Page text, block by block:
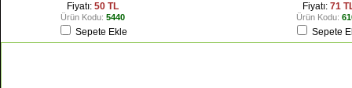
Fiyatı: 50 TL
Ürün Kodu: 5440
Sepete Ekle
Fiyatı: 71
Ürün Kodu:
Sepete